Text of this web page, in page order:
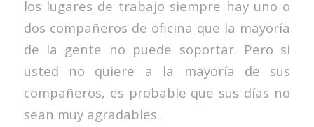
los lugares de trabajo siempre hay uno o
dos compañeros de oficina que la mayoría
de la gente no puede soportar. Pero si
usted no quiere a la mayoría de sus
compañeros, es probable que sus días no
sean muy agradables.